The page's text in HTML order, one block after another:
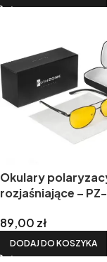
Okulary
rozjaśniające –
89,00 zł
DODAJ DO KOSZYKA